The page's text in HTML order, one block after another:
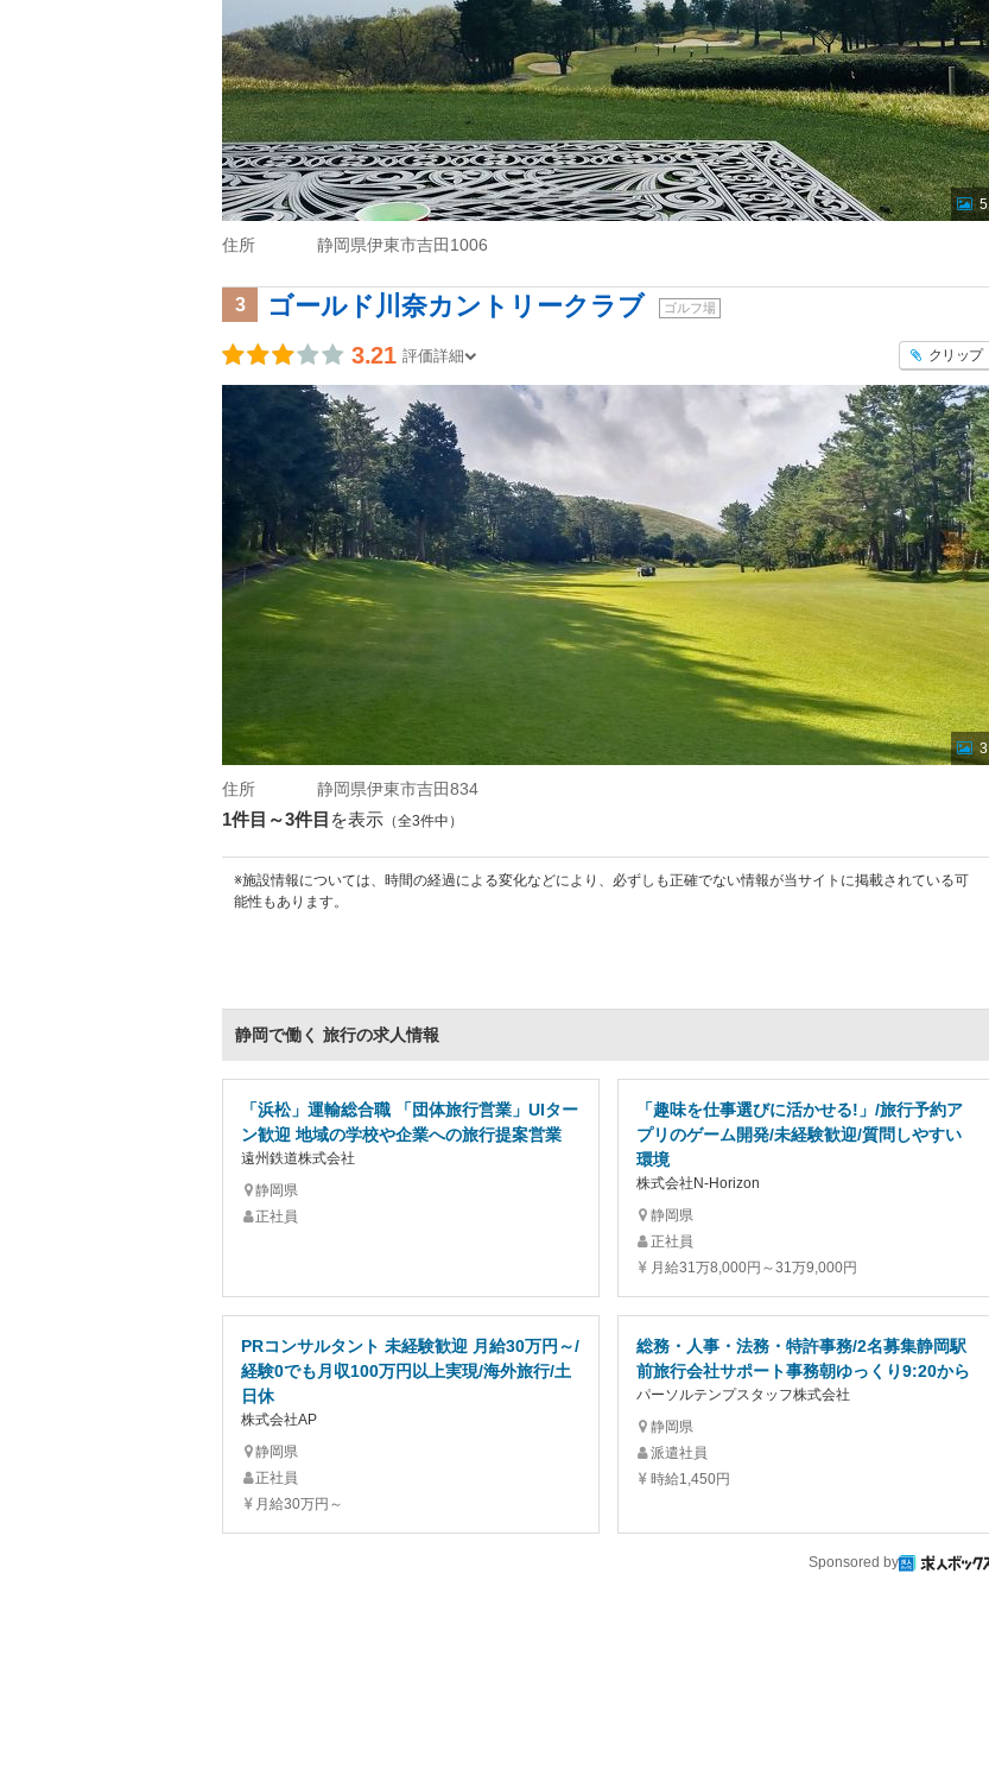
5
住所 静岡県伊東市吉田1006
3 ゴールド川奈カントリークラブ ゴルフ場
3.21 評価詳細 クリップ
3
住所 静岡県伊東市吉田834
1件目～3件目 を表示 （全3件中）
※施設情報については、時間の経過による変化などにより、必ずしも正確でない情報が当サイトに掲載されている可
能性もあります。
静岡で働く 旅行の求人情報
「浜松」運輸総合職 「団体旅行営業」UIター
ン歓迎 地域の学校や企業への旅行提案営業
遠州鉄道株式会社
静岡県
正社員
「趣味を仕事選びに活かせる!」/旅行予約ア
プリのゲーム開発/未経験歓迎/質問しやすい
環境
株式会社N-Horizon
静岡県
正社員
月給31万8,000円～31万9,000円
PRコンサルタント 未経験歓迎 月給30万円～/
経験0でも月収100万円以上実現/海外旅行/土
日休
株式会社AP
静岡県
正社員
月給30万円～
総務・人事・法務・特許事務/2名募集静岡駅
前旅行会社サポート事務朝ゆっくり9:20から
パーソルテンプスタッフ株式会社
静岡県
派遣社員
時給1,450円
Sponsored by